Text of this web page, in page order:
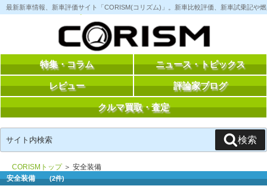
コ
ン
へ
最新新車情報、新車評価サイト「CORISM(コリズム)」。新車比較評価、新車試乗記や
特集・コラム ニュース・トピックス
レビュー 評論家ブログ
クルマ買取・査定
索:
検索
CORISMトップ＞ 安全装備
安全装備(2件)